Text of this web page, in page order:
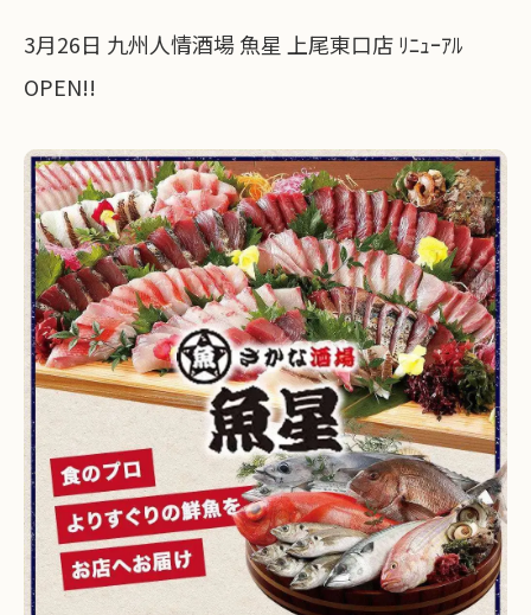
3月26日 九州人情酒場 魚星 上尾東口店 ﾘﾆｭｰｱﾙ
OPEN!!